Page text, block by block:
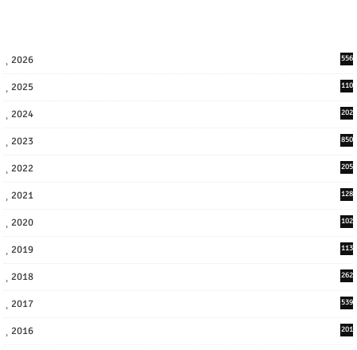
2026 556
2025
110
2024
202
2023 850
2022
205
2021
128
2020
102
2019
113
2018
262
2017
539
2016
201